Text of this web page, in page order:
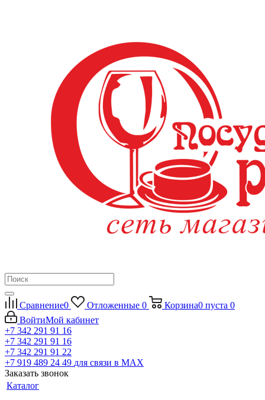
Сравнение0 Отложенные 0 Корзина0 пуста 0
ВойтиМой кабинет
+7 342 291 91 16
+7 342 291 91 16
+7 342 291 91 22
+7 919 489 24 49 для связи в МАХ
Заказать звонок
Каталог